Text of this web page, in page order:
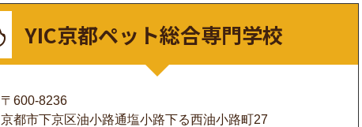
YIC京都ペット総合専門学校
〒600-8236
京都市下京区油小路通塩小路下る西油小路町27